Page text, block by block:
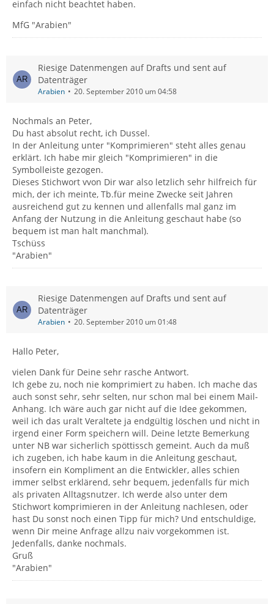
einfach nicht beachtet haben.
MfG "Arabien"
Riesige Datenmengen auf Drafts und sent auf
Datenträger
Arabien 20. September 2010 um 04:58
Nochmals an Peter,
Du hast absolut recht, ich Dussel.
In der Anleitung unter "Komprimieren" steht alles genau
erklärt. Ich habe mir gleich "Komprimieren" in die
Symbolleiste gezogen.
Dieses Stichwort vvon Dir war also letzlich sehr hilfreich für
mich, der ich meinte, Tb.für meine Zwecke seit Jahren
ausreichend gut zu kennen und allenfalls mal ganz im
Anfang der Nutzung in die Anleitung geschaut habe (so
bequem ist man halt manchmal).
Tschüss
"Arabien"
Riesige Datenmengen auf Drafts und sent auf
Datenträger
Arabien 20. September 2010 um 01:48
Hallo Peter,
vielen Dank für Deine sehr rasche Antwort.
Ich gebe zu, noch nie komprimiert zu haben. Ich mache das
auch sonst sehr, sehr selten, nur schon mal bei einem Mail-
Anhang. Ich wäre auch gar nicht auf die Idee gekommen,
weil ich das uralt Veraltete ja endgültig löschen und nicht in
irgend einer Form speichern will. Deine letzte Bemerkung
unter NB war sicherlich spöttissch gemeint. Auch da muß
ich zugeben, ich habe kaum in die Anleitung geschaut,
insofern ein Kompliment an die Entwickler, alles schien
immer selbst erklärend, sehr bequem, jedenfalls für mich
als privaten Alltagsnutzer. Ich werde also unter dem
Stichwort komprimieren in der Anleitung nachlesen, oder
hast Du sonst noch einen Tipp für mich? Und entschuldige,
wenn Dir meine Anfrage allzu naiv vorgekommen ist.
Jedenfalls, danke nochmals.
Gruß
"Arabien"